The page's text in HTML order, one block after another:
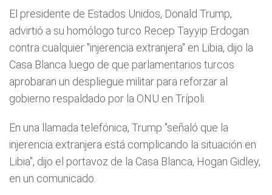
El presidente de Estados Unidos, Donald Trump,
advirtió a su homólogo turco Recep Tayyip Erdogan
contra cualquier "injerencia extranjera" en Libia, dijo la
Casa Blanca luego de que parlamentarios turcos
aprobaran un despliegue militar para reforzar al
gobierno respaldado por la ONU en Trípoli.
En una llamada telefónica, Trump "señaló que la
injerencia extranjera está complicando la situación en
Libia", dijo el portavoz de la Casa Blanca, Hogan Gidley,
en un comunicado.